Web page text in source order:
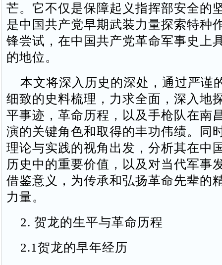
芒。它不仅是保障起义指挥部安全的
是中国共产党早期武装力量探索特种
锋尝试，在中国共产党革命军事史上
的地位。
本文将深入历史的深处，通过严谨
细致的史料梳理，力求全面，深入地
平事迹，革命历程，以及手枪队在南
演的关键角色和取得的丰功伟绩。同
理论与实践的视角出发，分析其在中
历史中的重要价值，以及对当代军事
借鉴意义，为传承和弘扬革命先辈的
力量。
2. 贺龙的生平与革命历程
2.1贺龙的早年经历